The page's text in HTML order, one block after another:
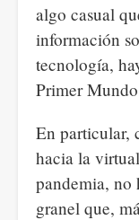
algo casual
información
tecnología,
Primer
En particular,
hacia la
pandemia, no
granel que,